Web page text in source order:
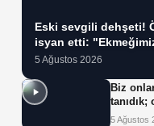
Eski sevgili dehşeti!
isyan etti:
5 Ağustos 2026
Biz
tanıdık;
bebek
5 Ağustos